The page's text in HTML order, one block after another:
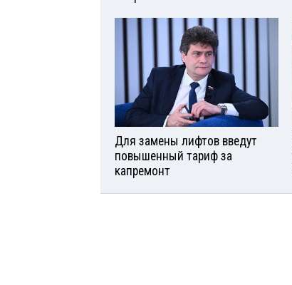
Для замены лифтов введут
повышенный тариф за
капремонт